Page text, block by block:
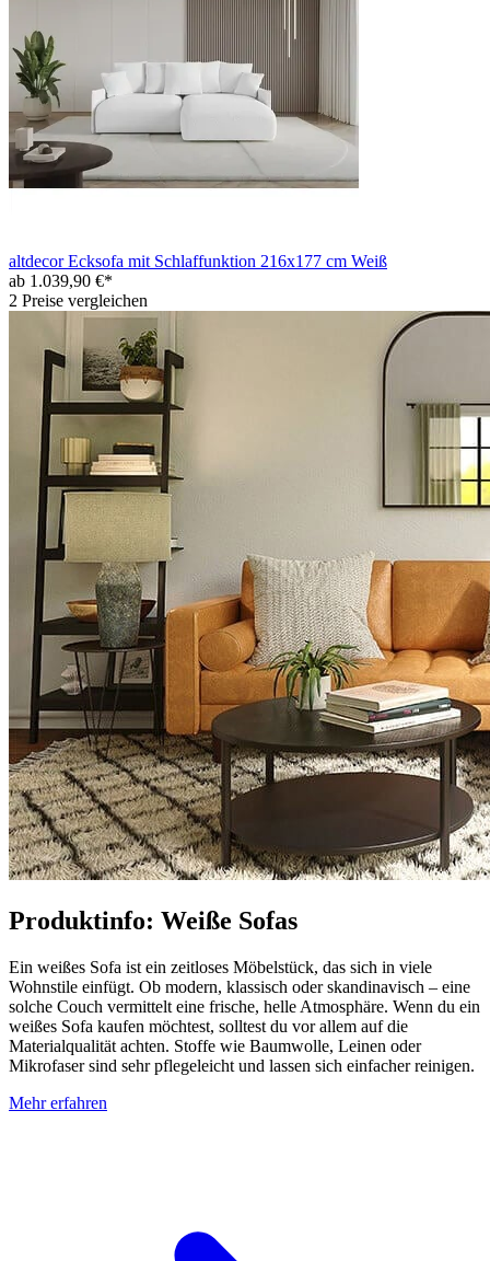
altdecor Ecksofa mit Schlaffunktion 216x177 cm Weiß
ab 1.039,90 €*
2 Preise vergleichen
Produktinfo: Weiße Sofas
Ein weißes Sofa ist ein zeitloses Möbelstück, das sich in viele
Wohnstile einfügt. Ob modern, klassisch oder skandinavisch – eine
solche Couch vermittelt eine frische, helle Atmosphäre. Wenn du ein
weißes Sofa kaufen möchtest, solltest du vor allem auf die
Materialqualität achten. Stoffe wie Baumwolle, Leinen oder
Mikrofaser sind sehr pflegeleicht und lassen sich einfacher reinigen.
Mehr erfahren